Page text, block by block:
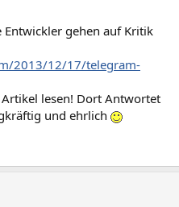
gehen auf Kritik
2013/12/17/telegram-
lesen! Dort Antwortet
und ehrlich